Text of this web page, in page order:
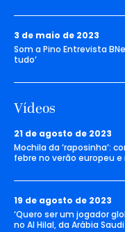
3 de maio de 2023
Som a Pino Entrevista
tudo’
Vídeos
21 de agosto de 2023
Mochila da ‘raposinha’:
febre no verão europeu e
19 de agosto de 2023
‘Quero ser um jogador
no Al Hilal, da Arábia